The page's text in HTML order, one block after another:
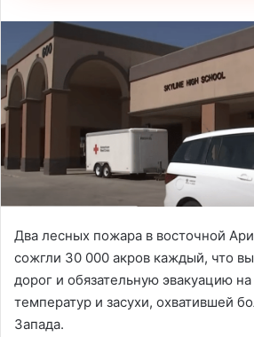
Два лесных пожара в восточной
сожгли 30 000 акров каждый, что
дорог и обязательную эвакуацию
температур и засухи, охватившей
Запада.